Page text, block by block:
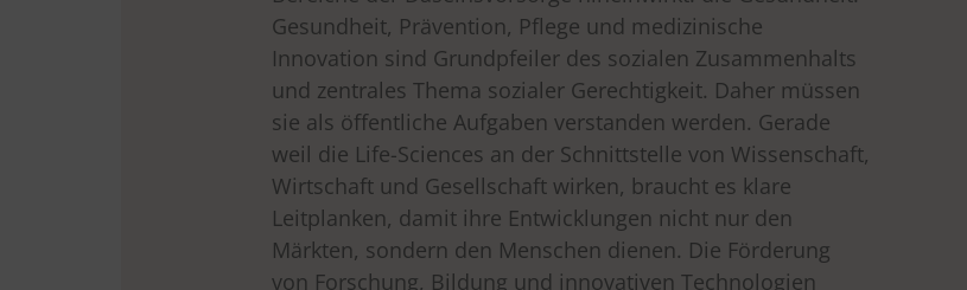
Gesundheit, Prävention, Pflege und medizinische
Innovation sind Grundpfeiler des sozialen Zusammenhalts
und zentrales Thema sozialer Gerechtigkeit. Daher müssen
sie als öffentliche Aufgaben verstanden werden. Gerade
weil die Life-Sciences an der Schnittstelle von Wissenschaft,
Wirtschaft und Gesellschaft wirken, braucht es klare
Leitplanken, damit ihre Entwicklungen nicht nur den
Märkten, sondern den Menschen dienen. Die Förderung
von Forschung, Bildung und innovativen Technologien